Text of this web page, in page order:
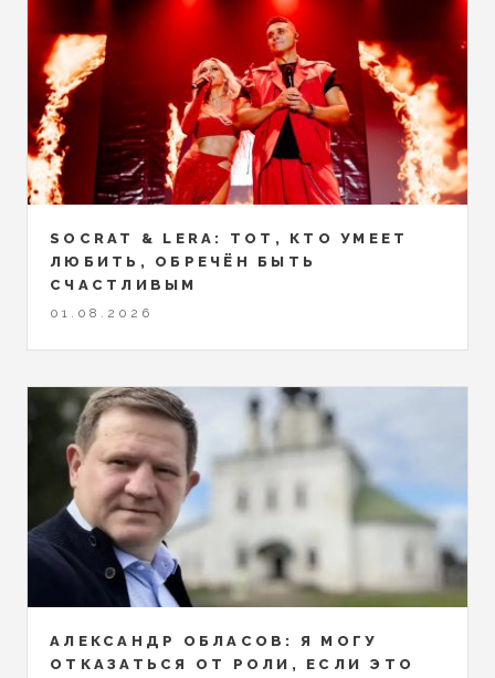
SOCRAT & LERA: ТОТ, КТО УМЕЕТ
ЛЮБИТЬ, ОБРЕЧЁН БЫТЬ
СЧАСТЛИВЫМ
01.08.2026
АЛЕКСАНДР ОБЛАСОВ: Я МОГУ
ОТКАЗАТЬСЯ ОТ РОЛИ, ЕСЛИ ЭТО